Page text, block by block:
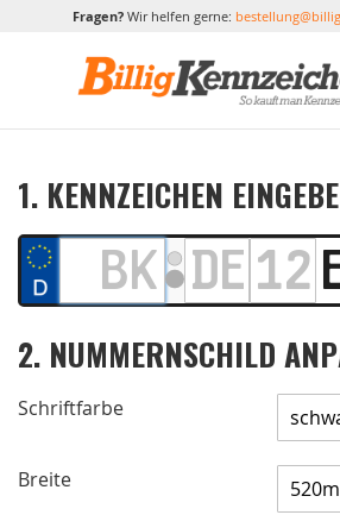
Fragen?Wir helfen gerne:
1. KENNZEICHEN
2. NUMMERNSCHILD
Schriftfarbe
Breite